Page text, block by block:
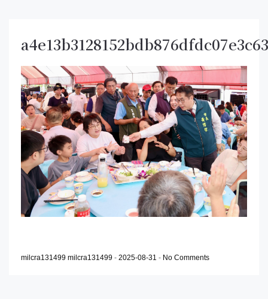
milcra131499 milcra131499 - 2025-08-31 - No Comments